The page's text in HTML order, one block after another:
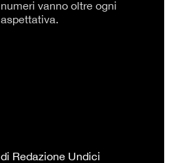
numeri vanno oltre ogni
aspettativa.
di Redazione Undici